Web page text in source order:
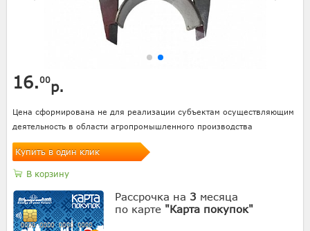
16.00р.
Цена сформирована не для реализации субъектам осуществляющим
деятельность в области агропромышленного производства
Купить в один клик
В корзину
Рассрочка на 3 месяца
по карте "Карта покупок"